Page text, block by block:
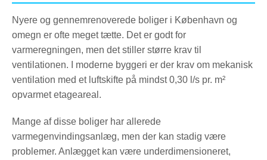
Nyere og gennemrenoverede boliger i København og
omegn er ofte meget tætte. Det er godt for
varmeregningen, men det stiller større krav til
ventilationen. I moderne byggeri er der krav om mekanisk
ventilation med et luftskifte på mindst 0,30 l/s pr. m²
opvarmet etageareal.
Mange af disse boliger har allerede
varmegenvindingsanlæg, men der kan stadig være
problemer. Anlægget kan være underdimensioneret,